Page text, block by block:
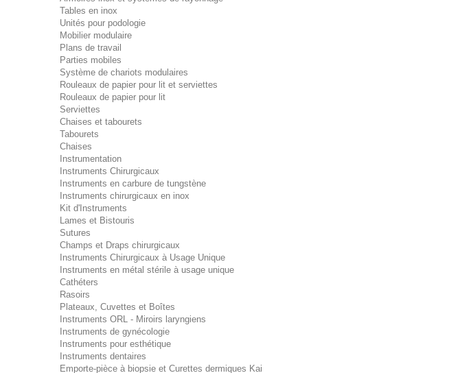
Tables en inox
Unités pour podologie
Mobilier modulaire
Plans de travail
Parties mobiles
Système de chariots modulaires
Rouleaux de papier pour lit et serviettes
Rouleaux de papier pour lit
Serviettes
Chaises et tabourets
Tabourets
Chaises
Instrumentation
Instruments Chirurgicaux
Instruments en carbure de tungstène
Instruments chirurgicaux en inox
Kit d'Instruments
Lames et Bistouris
Sutures
Champs et Draps chirurgicaux
Instruments Chirurgicaux à Usage Unique
Instruments en métal stérile à usage unique
Cathéters
Rasoirs
Plateaux, Cuvettes et Boîtes
Instruments ORL - Miroirs laryngiens
Instruments de gynécologie
Instruments pour esthétique
Instruments dentaires
Emporte-pièce à biopsie et Curettes dermiques Kai